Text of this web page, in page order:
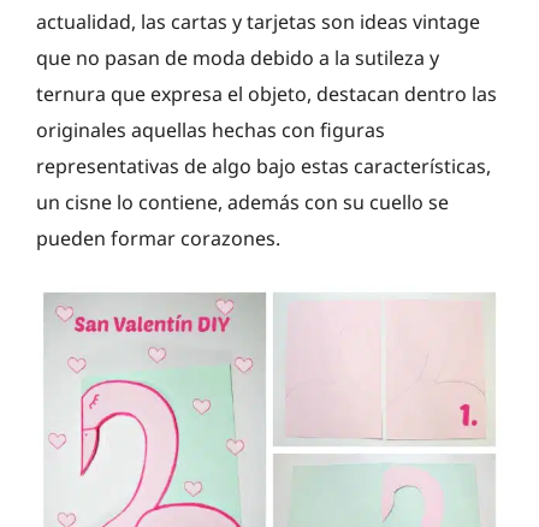
actualidad, las cartas y tarjetas son ideas vintage
que no pasan de moda debido a la sutileza y
ternura que expresa el objeto, destacan dentro las
originales aquellas hechas con figuras
representativas de algo bajo estas características,
un cisne lo contiene, además con su cuello se
pueden formar corazones.